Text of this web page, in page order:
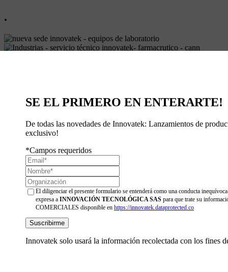
.
PQRS Innovatek
Productos▾
Análisis Elemental
SE EL PRIMERO EN ENTERARTE!
De todas las novedades de Innovatek: Lanzamientos de
exclusivo!
*Campos requeridos
El diligenciar el presente formulario se entenderá como una conducta
expresa a INNOVACIÓN TECNOLÓGICA SAS para que trate su
COMERCIALES disponible en https://innovatek.dataprotected.co
Innovatek solo usará la información recolectada con los fines